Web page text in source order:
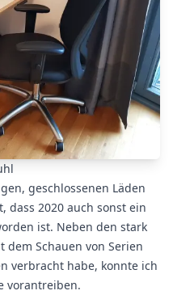
geschlossenen Läden
dass 2020 auch sonst ein
ist. Neben den stark
Schauen von Serien
verbracht habe, konnte ich
vorantreiben.